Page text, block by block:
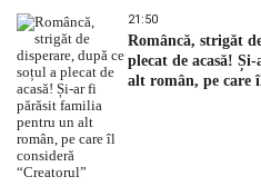
21:50
Româncă, strigăt
plecat de acasă!
alt român, pe care